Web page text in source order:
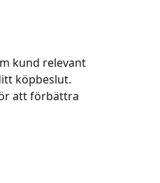
kund relevant
köpbeslut.
att förbättra